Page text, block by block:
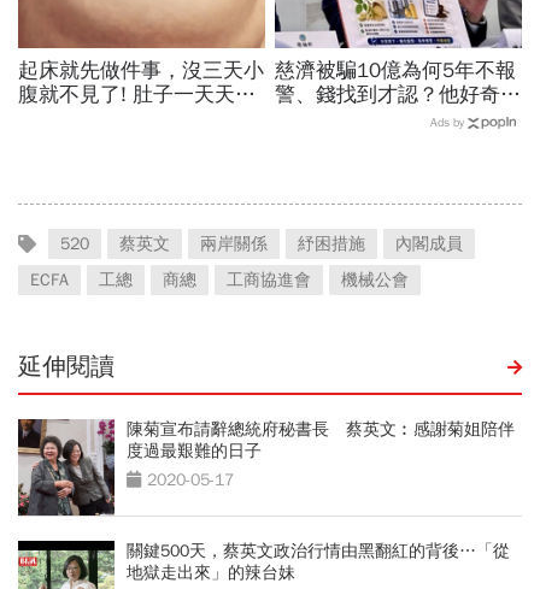
起床就先做件事，沒三天小
腹就不見了! 肚子一天天變
慈濟被騙10億為何5年不報
警、錢找到才認？他好奇：
當年財報怎麼編…陳時中背
Ads by
520 蔡英文 兩岸關係 紓困措施
內閣成員
ECFA
工總 商總 工商協進會 機械公會
延伸閱讀
陳菊宣布請辭總統府秘書長 蔡英文︰感謝菊姐陪伴
度過最艱難的日子
2020-05-17
關鍵500天，蔡英文政治行情由黑翻紅的背後…「從
地獄走出來」的辣台妹